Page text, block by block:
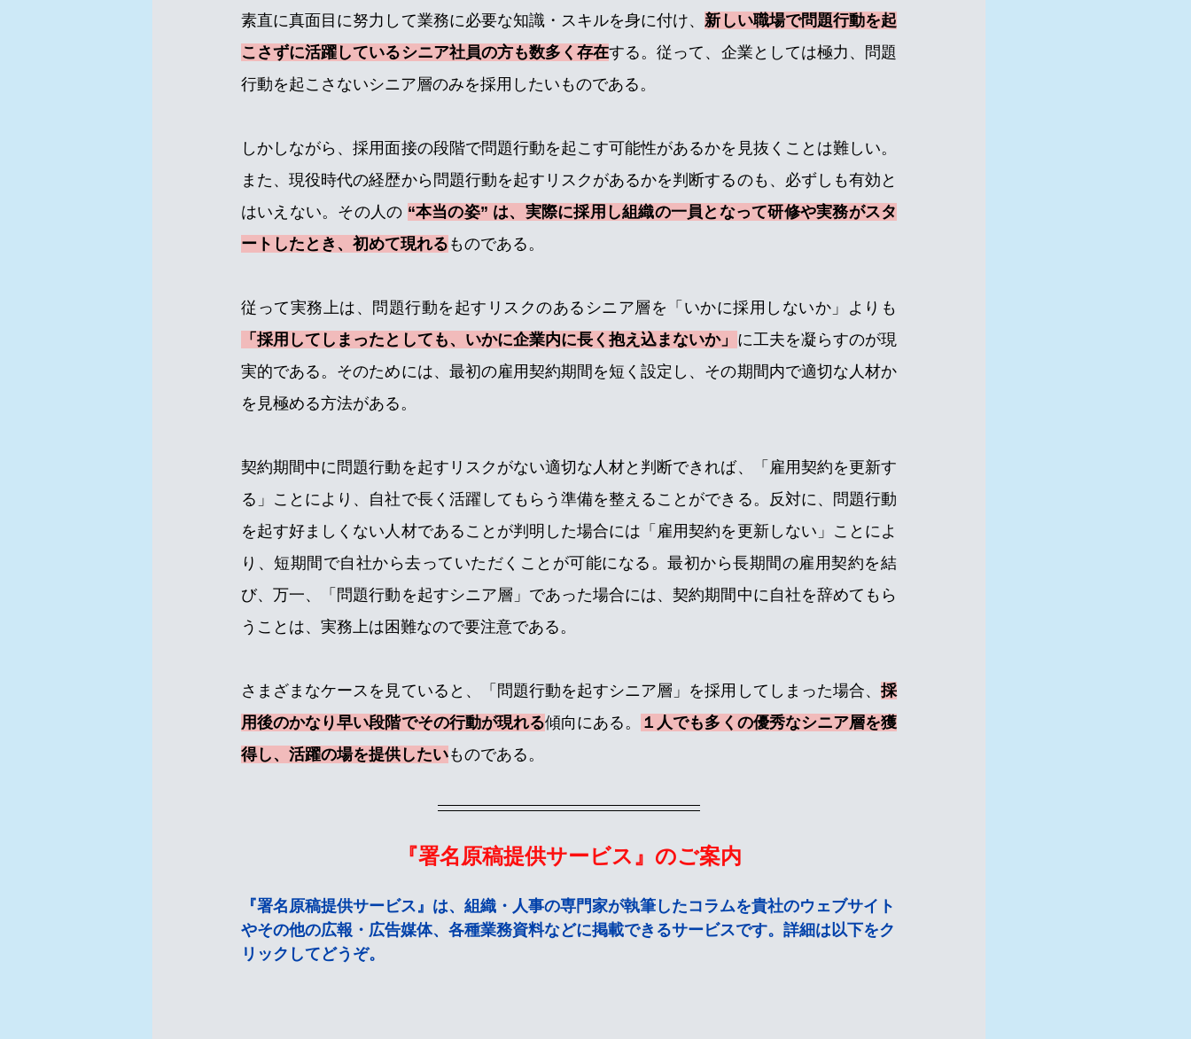
素直に真面目に努力して業務に必要な知識・スキルを身に付け、 新しい職場で問題行動を起
こさずに活躍しているシニア社員の方も数多く存在する。従って、企業としては極力、問題
行動を起こさないシニア層のみを採用したいものである。
しかしながら、採用面接の段階で問題行動を起こす可能性があるかを見抜くことは難しい。
また、現役時代の経歴から問題行動を起すリスクがあるかを判断するのも、必ずしも有効と
はいえない。その人の “本当の姿” は、実際に採用し組織の一員となって研修や実務がスタ
ートしたとき、初めて現れる ものである。
従って実務上は、問題行動を起すリスクのあるシニア層を「いかに採用しないか」よりも
「採用してしまったとしても、いかに企業内に長く抱え込まないか」 に工夫を凝らすのが現
実的である。そのためには、最初の雇用契約期間を短く設定し、その期間内で適切な人材か
を見極める方法がある。
契約期間中に問題行動を起すリスクがない適切な人材と判断できれば、「雇用契約を更新す
る」ことにより、自社で長く活躍してもらう準備を整えることができる。反対に、問題行動
を起す好ましくない人材であることが判明した場合には「雇用契約を更新しない」ことによ
り、短期間で自社から去っていただくことが可能になる。最初から長期間の雇用契約を結
び、万一、「問題行動を起すシニア層」であった場合には、契約期間中に自社を辞めてもら
うことは、実務上は困難なので要注意である。
さまざまなケースを見ていると、「問題行動を起すシニア層」を採用してしまった場合、 採
用後のかなり早い段階でその行動が現れる傾向にある。
１人でも多くの優秀なシニア層を獲
得し、活躍の場を提供したいものである。
『署名原稿提供サービス』のご案内
『署名原稿提供サービス』は、組織・人事の専門家が執筆したコラムを貴社のウェブサイト
やその他の広報・広告媒体、各種業務資料などに掲載できるサービスです。詳細は以下をク
リックしてどうぞ。